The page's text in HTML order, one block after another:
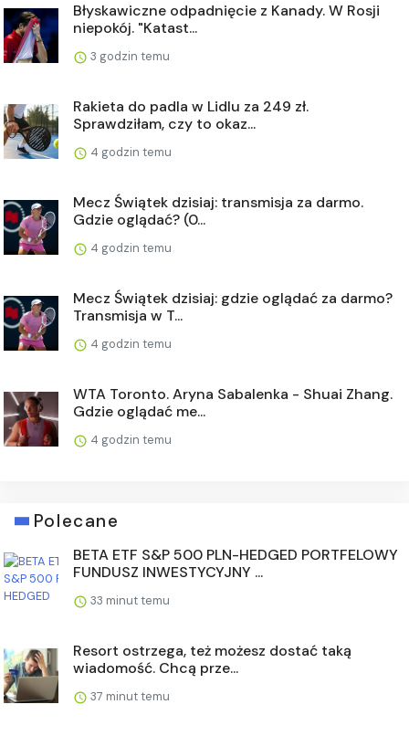
Błyskawiczne odpadnięcie z Kanady. W Rosji
niepokój. "Katast...
3 godzin temu
Rakieta do padla w Lidlu za 249 zł.
Sprawdziłam, czy to okaz...
4 godzin temu
Mecz Świątek dzisiaj: transmisja za darmo.
Gdzie oglądać? (0...
4 godzin temu
Mecz Świątek dzisiaj: gdzie oglądać za darmo?
Transmisja w T...
4 godzin temu
WTA Toronto. Aryna Sabalenka - Shuai Zhang.
Gdzie oglądać me...
4 godzin temu
Polecane
BETA ETF S&P 500 PLN-HEDGED PORTFELOWY
FUNDUSZ INWESTYCYJNY ...
33 minut temu
Resort ostrzega, też możesz dostać taką
wiadomość. Chcą prze...
37 minut temu